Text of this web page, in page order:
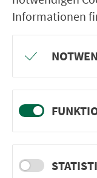
Kronach
Kronach
Gehülz
Gehülz
Gehülz
Burgstall
Mitwitz
Informationen